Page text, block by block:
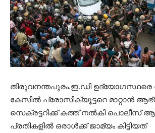
തിരുവനന്തപുരം.ഇ.ഡി ഉദ്യോഗസ്ഥരെ
കേസിൽ പ്രോസിക്യൂട്ടറെ മാറ്റാൻ
സെക്രട്ടറിക്ക് കത്ത് നൽകി പൊലീസ്
പ്രതികളിൽ ഒരാൾക്ക് ജാമ്യം കിട്ടിയത്